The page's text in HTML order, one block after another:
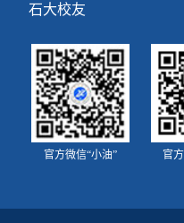
石大校友
官方微信“小油” 官